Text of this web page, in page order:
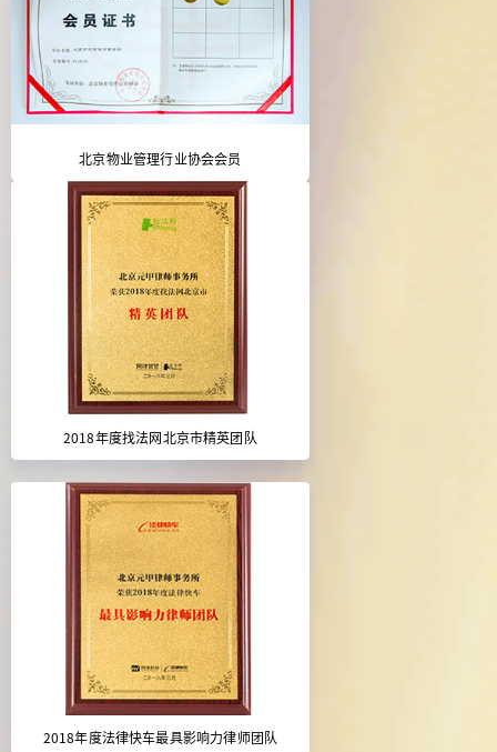
北京物业管理行业协会会员
2018年度找法网北京市精英团队
2018年度法律快车最具影响力律师团队